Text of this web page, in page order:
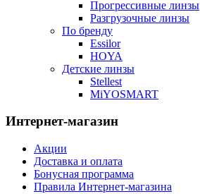
Прогрессивные линзы
Разгрузочные линзы
По бренду
Essilor
HOYA
Детские линзы
Stellest
MiYOSMART
Интернет-магазин
Акции
Доставка и оплата
Бонусная программа
Правила Интернет-магазина